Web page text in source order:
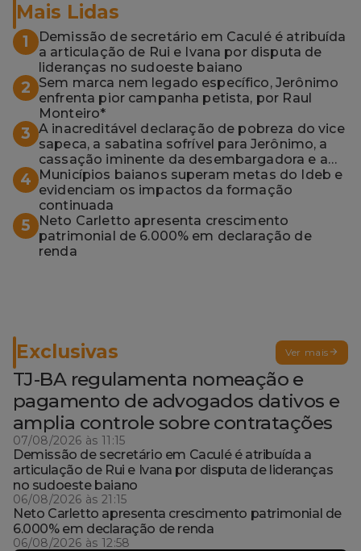
Mais Lidas
1
Demissão de secretário em Caculé é atribuída
a articulação de Rui e Ivana por disputa de
lideranças no sudoeste baiano
2
Sem marca nem legado específico, Jerônimo
enfrenta pior campanha petista, por Raul
Monteiro*
3 A inacreditável declaração de pobreza do vice
sapeca, a sabatina sofrível para Jerônimo, a
cassação iminente da desembargadora e a
vaga do Quinto para o MP baiano
4
Municípios baianos superam metas do Ideb e
evidenciam os impactos da formação
continuada
5
Neto Carletto apresenta crescimento
patrimonial de 6.000% em declaração de
renda
Exclusivas Ver mais
TJ-BA regulamenta nomeação e
pagamento de advogados dativos e
amplia controle sobre contratações
07/08/2026 às 11:15
Demissão de secretário em Caculé é atribuída a
articulação de Rui e Ivana por disputa de lideranças
no sudoeste baiano
06/08/2026 às 21:15
Neto Carletto apresenta crescimento patrimonial de
6.000% em declaração de renda
06/08/2026 às 12:58